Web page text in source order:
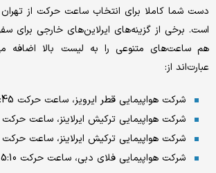
دست شما کاملا برای انتخاب ساعت حرکت از تهران
است. برخی از گزینه‌های ایرلاین‌های خارجی برای
هم ساعت‌های متنوعی را به لیست بالا اضافه
عبارت‌اند از:
شرکت هواپیمایی قطر ایرویز، ساعت حرکت 22:45
شرکت هواپیمایی ترکیش ایرلاینز، ساعت حرکت 08:55
شرکت هواپیمایی ترکیش ایرلاینز، ساعت حرکت 01:40
شرکت هواپیمایی فلای دبی، ساعت حرکت 15:10